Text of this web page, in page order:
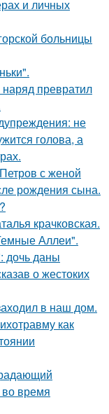
и личных
больницы
превратил
не
голова, а
с женой
рождения сына.
крачковская.
Аллеи".
дочь даны
о жестоких
в наш дом.
как
время